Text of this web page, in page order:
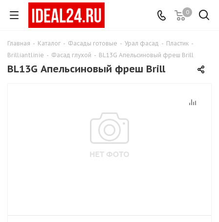
0
Главная - Каталог - Фасады готовые - Урал фасад - Пластик -
Brilliantlinie - Фасад глухой - BL13G Апельсиновый фреш Brill
BL13G Апельсиновый фреш Brill